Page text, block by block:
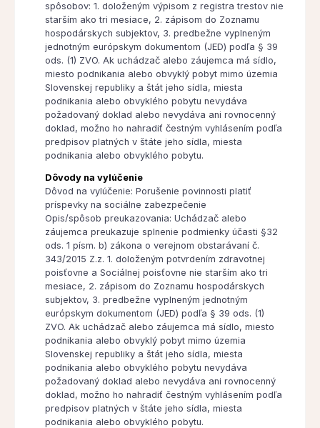
spôsobov: 1. doloženým výpisom z registra trestov nie
starším ako tri mesiace, 2. zápisom do Zoznamu
hospodárskych subjektov, 3. predbežne vyplneným
jednotným európskym dokumentom (JED) podľa § 39
ods. (1) ZVO. Ak uchádzač alebo záujemca má sídlo,
miesto podnikania alebo obvyklý pobyt mimo územia
Slovenskej republiky a štát jeho sídla, miesta
podnikania alebo obvyklého pobytu nevydáva
požadovaný doklad alebo nevydáva ani rovnocenný
doklad, možno ho nahradiť čestným vyhlásením podľa
predpisov platných v štáte jeho sídla, miesta
podnikania alebo obvyklého pobytu.
Dôvody na vylúčenie
Dôvod na vylúčenie: Porušenie povinnosti platiť
príspevky na sociálne zabezpečenie
Opis/spôsob preukazovania: Uchádzač alebo
záujemca preukazuje splnenie podmienky účasti §32
ods. 1 písm. b) zákona o verejnom obstarávaní č.
343/2015 Z.z. 1. doloženým potvrdením zdravotnej
poisťovne a Sociálnej poisťovne nie starším ako tri
mesiace, 2. zápisom do Zoznamu hospodárskych
subjektov, 3. predbežne vyplneným jednotným
európskym dokumentom (JED) podľa § 39 ods. (1)
ZVO. Ak uchádzač alebo záujemca má sídlo, miesto
podnikania alebo obvyklý pobyt mimo územia
Slovenskej republiky a štát jeho sídla, miesta
podnikania alebo obvyklého pobytu nevydáva
požadovaný doklad alebo nevydáva ani rovnocenný
doklad, možno ho nahradiť čestným vyhlásením podľa
predpisov platných v štáte jeho sídla, miesta
podnikania alebo obvyklého pobytu.